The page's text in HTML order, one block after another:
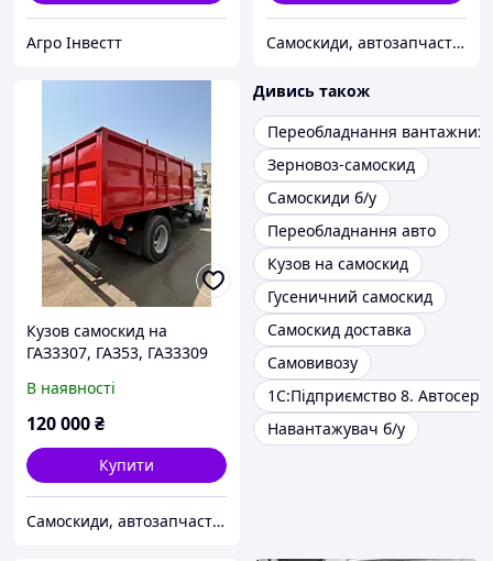
Агро Інвестт Самоскиди, автозапчастини, металеві вироби
Кузов cамоскид на
ГАЗ3307, ГАЗ53, ГАЗ3309
В наявності
120 000₴
Купити
Самоскиди, автозапчастини, металеві вироби
Дивись також
Переобладнання вантажних
Зерновоз-самоскид
Самоскиди б/у
Переобладнання авто
Кузов на самоскид
Гусеничний самоскид
Самоскид доставка
Самовивозу
1С:Підприємство 8.
Навантажувач б/у